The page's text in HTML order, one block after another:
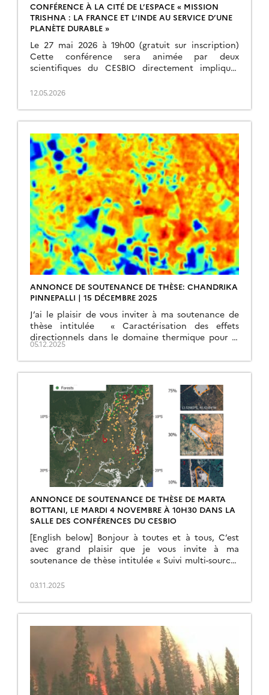
CONFÉRENCE À LA CITÉ DE L’ESPACE « MISSION
TRISHNA : LA FRANCE ET L’INDE AU SERVICE D’UNE
PLANÈTE DURABLE »
Le 27 mai 2026 à 19h00 (gratuit sur inscription)
Cette conférence sera animée par deux
scientifiques du CESBIO directement impliqués
responsable scientifique du projet pour le CNES,
développée en partenariat avec l’ISRO.Jean-Louis
ROUJEAN, chercheur au CNRS et spécialiste de
l’étude de l’environnement […]
12.05.2026
ANNONCE DE SOUTENANCE DE THÈSE: CHANDRIKA
PINNEPALLI | 15 DÉCEMBRE 2025
J’ai le plaisir de vous inviter à ma soutenance de
thèse intitulée « Caractérisation des effets
directionnels dans le domaine thermique pour la
préparation de la mission TRISHNA » qui aura
lieu lundi 15 décembre 2025 à 14h00 dans la salle
de conférence du CESBIO (18 avenue Édouard
Belin, BPI 2801, 31401 Toulouse Cedex 9). Le lien de
visioconférence […]
05.12.2025
ANNONCE DE SOUTENANCE DE THÈSE DE MARTA
BOTTANI, LE MARDI 4 NOVEMBRE À 10H30 DANS LA
SALLE DES CONFÉRENCES DU CESBIO
[English below] Bonjour à toutes et à tous, C’est
avec grand plaisir que je vous invite à ma
soutenance de thèse intitulée « Suivi multi-sources
temporelles de données SAR et multispectrales ».
déroulera le mardi 4 novembre à 10h30 dans la
salle des […]
03.11.2025